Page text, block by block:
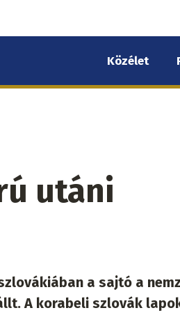
Közélet
utáni
a sajtó a
A korabeli szlovák